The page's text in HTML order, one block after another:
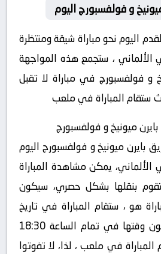
و فولفسبورج اليوم
اليوم نحو مباراة شيقة ومنتظرة
الألماني ، ستجمع هذه المواجهة
و فولفسبورج في مباراة لا تقبل
ستقام المباراة في ملعب
بايرن ميونيخ و فولفسبورج
بايرن ميونيخ و فولفسبورج اليوم
يمكن مشاهدة المباراة
بنقلها بشكل حصري، سيكون
هو ، ستقام المباراة في تاريخ
2024-05-12 ، وسيكون وقتها في تمام الساعة 18:30
في ملعب ، لذا، لا تفوتوا